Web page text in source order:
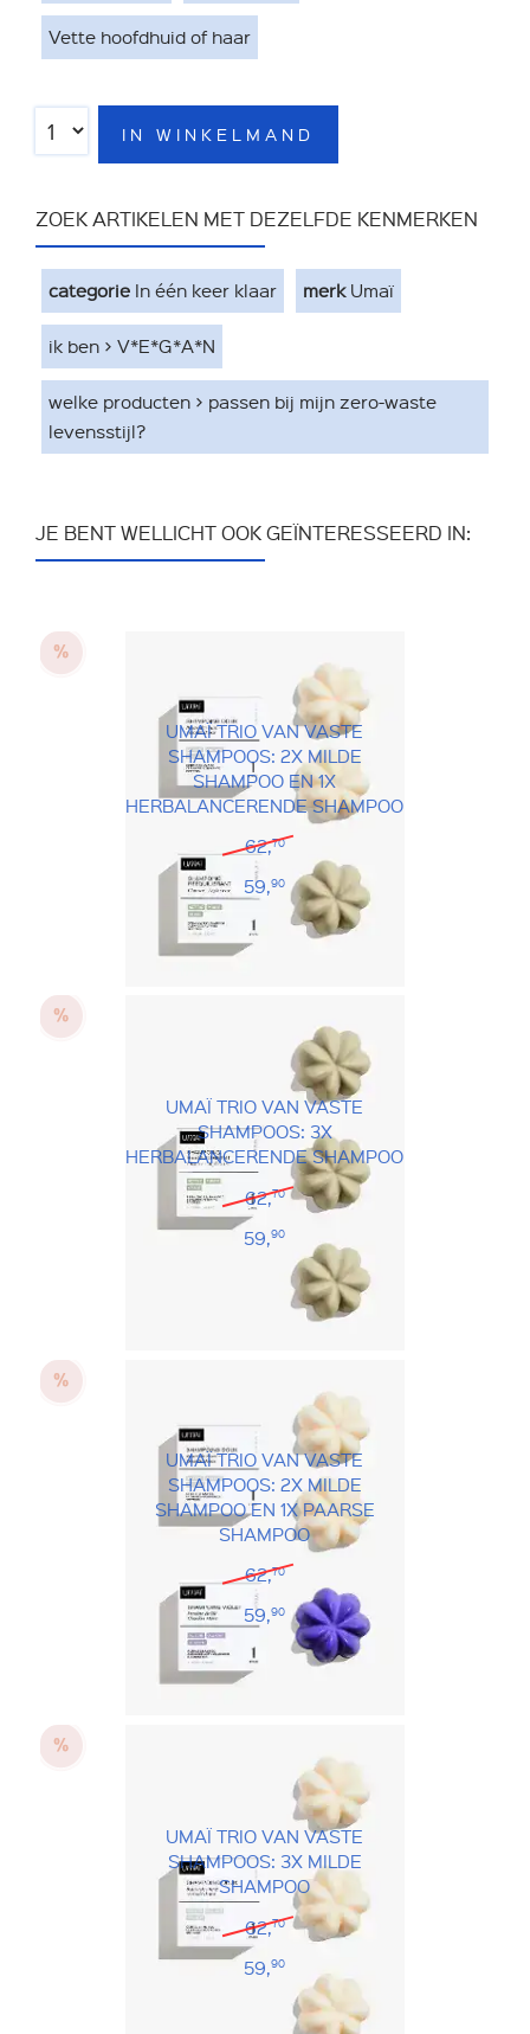
Vette hoofdhuid of haar
IN WINKELMAND
ZOEK ARTIKELEN MET DEZELFDE KENMERKEN
categorie In één keer klaar merkUmaï
ik ben > V*E*G*A*N
welke producten > passen bij mijn zero-waste
levensstijl?
JE BENT WELLICHT OOK GEÏNTERESSEERD IN:
UMAÏ TRIO VAN VASTE
SHAMPOOS: 2X MILDE
SHAMPOO EN 1X
HERBALANCERENDE SHAMPOO
62,70
59,90
UMAÏ TRIO VAN VASTE
SHAMPOOS: 3X
HERBALANCERENDE SHAMPOO
62,70
59,90
UMAÏ TRIO VAN VASTE
SHAMPOOS: 2X MILDE
SHAMPOO EN 1X PAARSE
SHAMPOO
62,70
59,90
UMAÏ TRIO VAN VASTE
SHAMPOOS: 3X MILDE
SHAMPOO
62,70
59,90